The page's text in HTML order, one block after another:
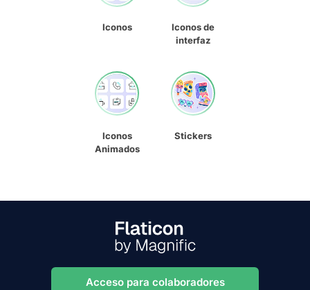
Iconos
Iconos de
interfaz
Iconos
Animados
Stickers
Acceso para colaboradores